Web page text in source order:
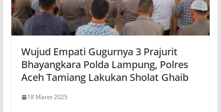
Wujud Empati Gugurnya 3 Prajurit
Bhayangkara Polda Lampung, Polres
Aceh Tamiang Lakukan Sholat Ghaib
18 Maret 2025